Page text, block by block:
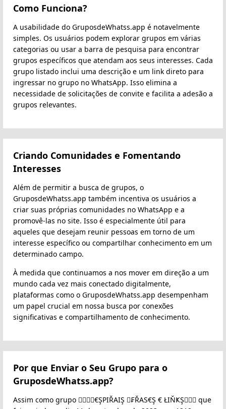
Como Funciona?
A usabilidade do GruposdeWhatss.app é notavelmente
simples. Os usuários podem explorar grupos em várias
categorias ou usar a barra de pesquisa para encontrar
grupos específicos que atendam aos seus interesses. Cada
grupo listado inclui uma descrição e um link direto para
ingressar no grupo no WhatsApp. Isso elimina a
necessidade de solicitações de convite e facilita a adesão a
grupos relevantes.
Criando Comunidades e Fomentando
Interesses
Além de permitir a busca de grupos, o
GruposdeWhatss.app também incentiva os usuários a
criar suas próprias comunidades no WhatsApp e a
promovê-las no site. Isso é especialmente útil para
aqueles que desejam reunir pessoas em torno de um
interesse específico ou compartilhar conhecimento em um
determinado campo.
À medida que continuamos a nos mover em direção a um
mundo cada vez mais conectado digitalmente,
plataformas como o GruposdeWhatss.app desempenham
um papel crucial em nossa busca por conexões
significativas e compartilhamento de conhecimento.
Por que Enviar o Seu Grupo para o
GruposdeWhatss.app?
Assim como grupo ⃟⃫⃜𝄞€ŞPIŘAIŞ ⃟₣ŘAS€Ş € ŁIŇҜŞ⃟⃫⃜ que